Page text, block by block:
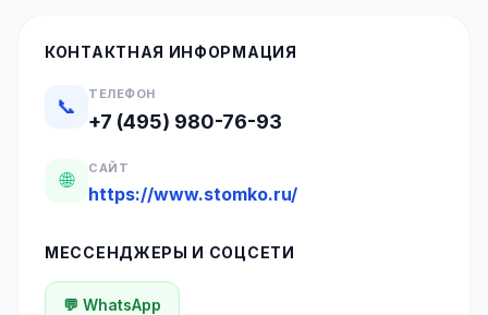
КОНТАКТНАЯ ИНФОРМАЦИЯ
📞
ТЕЛЕФОН
+7 (495) 980-76-93
🌐
САЙТ
https://www.stomko.ru/
МЕССЕНДЖЕРЫ И СОЦСЕТИ
💬 WhatsApp